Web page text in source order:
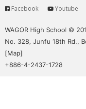
動
的
世
界
公
Service
Facebook Youtube
WAGOR High School ©
No. 328, Junfu 18th Rd.,
[Map]
+886-4-2437-1728